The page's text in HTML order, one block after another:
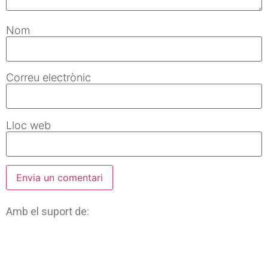
Nom
Correu electrònic
Lloc web
Amb el suport de: